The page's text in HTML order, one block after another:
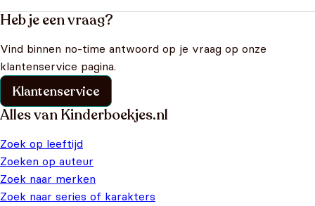
Heb je een vraag?
Vind binnen no-time antwoord op je vraag op onze
klantenservice pagina.
Klantenservice
Alles van Kinderboekjes.nl
Zoek op leeftijd
Zoeken op auteur
Zoek naar merken
Zoek naar series of karakters